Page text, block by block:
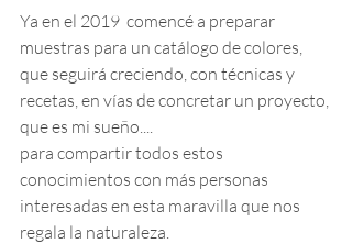
Ya en el 2019  comencé a preparar
muestras para un catálogo de colores,
que seguirá creciendo, con técnicas y
recetas, en vías de concretar un proyecto,
que es mi sueño....
para compartir todos estos
conocimientos con más personas
interesadas en esta maravilla que nos
regala la naturaleza.